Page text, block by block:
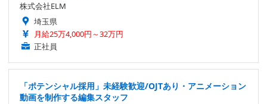
株式会社ELM
埼玉県
月給25万4,000円～32万円
正社員
「ポテンシャル採用」未経験歓迎/OJTあり・アニメーション
動画を制作する編集スタッフ